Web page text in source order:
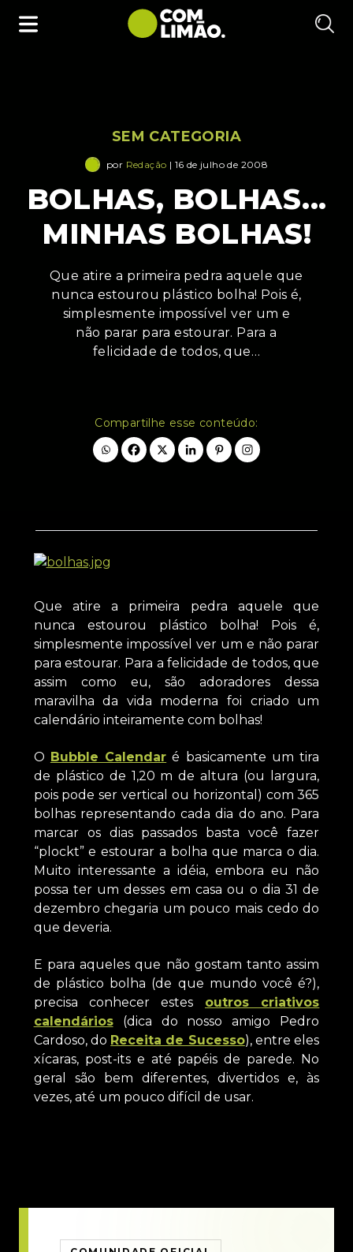
SEM CATEGORIA
por Redação | 16 de julho de 2008
BOLHAS, BOLHAS...
MINHAS BOLHAS!
Que atire a primeira pedra aquele que
nunca estourou plástico bolha! Pois é,
simplesmente impossível ver um e
não parar para estourar. Para a
felicidade de todos, que…
Compartilhe esse conteúdo:
Que atire a primeira pedra aquele que
nunca estourou plástico bolha! Pois é,
simplesmente impossível ver um e não parar
para estourar. Para a felicidade de todos, que
assim como eu, são adoradores dessa
maravilha da vida moderna foi criado um
calendário inteiramente com bolhas!
O Bubble Calendar é basicamente um tira
de plástico de 1,20 m de altura (ou largura,
pois pode ser vertical ou horizontal) com 365
bolhas representando cada dia do ano. Para
marcar os dias passados basta você fazer
“plockt” e estourar a bolha que marca o dia.
Muito interessante a idéia, embora eu não
possa ter um desses em casa ou o dia 31 de
dezembro chegaria um pouco mais cedo do
que deveria.
E para aqueles que não gostam tanto assim
de plástico bolha (de que mundo você é?),
precisa conhecer estes outros criativos
calendários(dica do nosso amigo Pedro
Cardoso, do Receita de Sucesso), entre eles
xícaras, post-its e até papéis de parede. No
geral são bem diferentes, divertidos e, às
vezes, até um pouco difícil de usar.